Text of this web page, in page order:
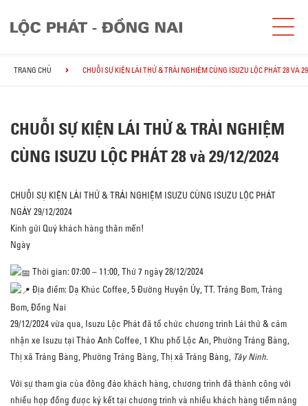
TRANG CHỦ CHUỖI SỰ KIỆN LÁI THỬ & TRẢI NGHIỆM CÙNG ISUZU LỘC PHÁT 28 VÀ
CHUỖI SỰ KIỆN LÁI THỬ & TRẢI NGHIỆM
CÙNG ISUZU LỘC PHÁT 28 và 29/12/2024
CHUỖI SỰ KIỆN LÁI THỬ & TRẢI NGHIỆM ISUZU CÙNG ISUZU LỘC PHÁT
NGÀY 29/12/2024
Kính gửi Quý khách hàng thân mến!
Ngày
Thời gian: 07:00 – 11:00, Thứ 7 ngày 28/12/2024
Địa điểm: Dạ Khúc Coffee, 5 Đường Huyện Ủy, TT. Trảng Bom, Trảng
Bom, Đồng Nai
29/12/2024 vừa qua, Isuzu Lộc Phát đã tổ chức chương trình Lái thử & cảm
nhận xe Isuzu tại Thảo Anh Coffee, 1 Khu phố Lộc An, Phường Trảng Bàng,
Thị xã Trảng Bàng, Phường Trảng Bàng, Thị xã Trảng Bàng, Tây Ninh.
Với sự tham gia của đông đảo khách hàng, chương trình đã thành công với
nhiều hợp đồng được ký kết tại chương trình và nhiều khách hàng tiềm năng